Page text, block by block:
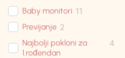
Baby monitori 11
Previjanje 2
Najbolji pokloni za
1.rođendan
4